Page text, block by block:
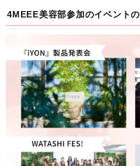
4MEEE美容部参加のイベント